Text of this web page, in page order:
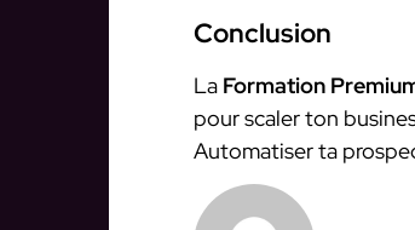
Conclusion
La Formation
pour scaler ton
Automatiser ta